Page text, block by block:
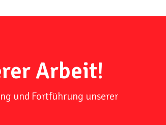
Arbeit!
und Fortführung unserer